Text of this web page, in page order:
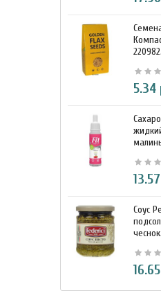
5.34
Соус